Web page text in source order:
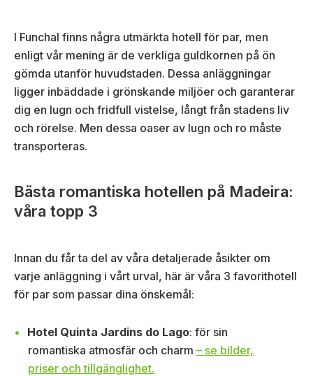
I Funchal finns några utmärkta hotell för par, men
enligt vår mening är de verkliga guldkornen på ön
gömda utanför huvudstaden. Dessa anläggningar
ligger inbäddade i grönskande miljöer och garanterar
dig en lugn och fridfull vistelse, långt från stadens liv
och rörelse. Men dessa oaser av lugn och ro måste
transporteras.
Bästa romantiska hotellen på Madeira:
våra topp 3
Innan du får ta del av våra detaljerade åsikter om
varje anläggning i vårt urval, här är våra 3 favorithotell
för par som passar dina önskemål:
Hotel Quinta Jardins do Lago: för sin
romantiska atmosfär och charm – se bilder,
priser och tillgänglighet.